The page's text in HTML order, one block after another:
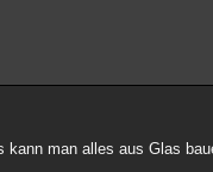
kann man alles aus Glas